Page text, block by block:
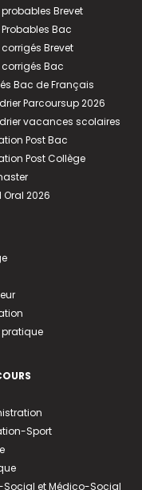
probables Brevet
Bac
Brevet
corrigés Bac
Bac de Français
Parcoursup 2026
vacances scolaires
Post Bac
Post Collège
2026
Sport
Social et Médico-Social